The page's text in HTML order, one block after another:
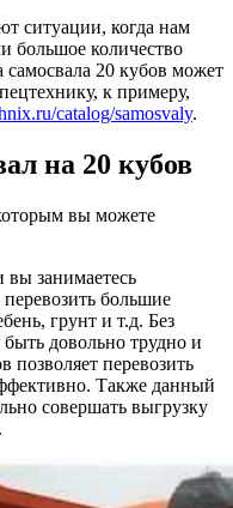
ситуации, когда нам
большое количество
самосвала 20 кубов может
к примеру,
catalog/samosvaly.
на 20 кубов
вы можете
вы занимаетесь
большие
грунт и т.д. Без
довольно трудно и
позволяет перевозить
Также данный
совершать выгрузку